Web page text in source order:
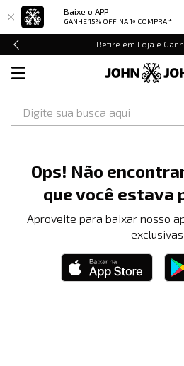
Baixe o APP
GANHE 15% OFF NA 1ª COMPRA *
Retire em Loja e
Ops! Não
que você estava
Aproveite para baixar nosso